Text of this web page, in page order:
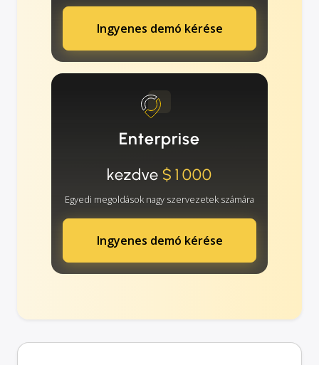
Ingyenes demó kérése
Enterprise
kezdve$1000
Egyedi megoldások nagy szervezetek számára
Ingyenes demó kérése